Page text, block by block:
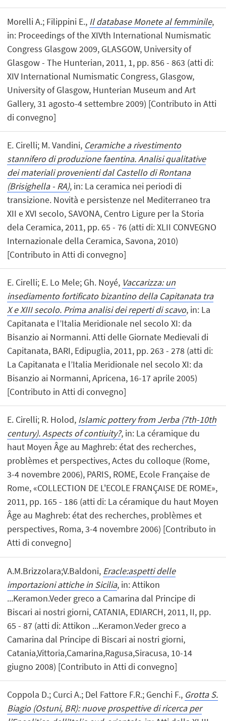
Morelli A.; Filippini E., Il database Monete al femminile,
in: Proceedings of the XIVth International Numismatic
Congress Glasgow 2009, GLASGOW, University of
Glasgow - The Hunterian, 2011, 1, pp. 856 - 863 (atti di:
XIV International Numismatic Congress, Glasgow,
University of Glasgow, Hunterian Museum and Art
Gallery, 31 agosto-4 settembre 2009) [Contributo in Atti
di convegno]
E. Cirelli; M. Vandini, Ceramiche a rivestimento
stannifero di produzione faentina. Analisi qualitative
dei materiali provenienti dal Castello di Rontana
(Brisighella - RA), in: La ceramica nei periodi di
transizione. Novità e persistenze nel Mediterraneo tra
XII e XVI secolo, SAVONA, Centro Ligure per la Storia
dela Ceramica, 2011, pp. 65 - 76 (atti di: XLII CONVEGNO
Internazionale della Ceramica, Savona, 2010)
[Contributo in Atti di convegno]
E. Cirelli; E. Lo Mele; Gh. Noyé, Vaccarizza: un
insediamento fortificato bizantino della Capitanata tra
X e XIII secolo. Prima analisi dei reperti di scavo, in: La
Capitanata e l’Italia Meridionale nel secolo XI: da
Bisanzio ai Normanni. Atti delle Giornate Medievali di
Capitanata, BARI, Edipuglia, 2011, pp. 263 - 278 (atti di:
La Capitanata e l’Italia Meridionale nel secolo XI: da
Bisanzio ai Normanni, Apricena, 16-17 aprile 2005)
[Contributo in Atti di convegno]
E. Cirelli; R. Holod, Islamic pottery from Jerba (7th-10th
century). Aspects of contiuity?, in: La céramique du
haut Moyen Âge au Maghreb: état des recherches,
problèmes et perspectives, Actes du colloque (Rome,
3-4 novembre 2006), PARIS, ROME, Ecole Française de
Rome, «COLLECTION DE L'ECOLE FRANÇAISE DE ROME»,
2011, pp. 165 - 186 (atti di: La céramique du haut Moyen
Âge au Maghreb: état des recherches, problèmes et
perspectives, Roma, 3-4 novembre 2006) [Contributo in
Atti di convegno]
A.M.Brizzolara;V.Baldoni, Eracle:aspetti delle
importazioni attiche in Sicilia, in: Attikon
...Keramon.Veder greco a Camarina dal Principe di
Biscari ai nostri giorni, CATANIA, EDIARCH, 2011, II, pp.
65 - 87 (atti di: Attikon ...Keramon.Veder greco a
Camarina dal Principe di Biscari ai nostri giorni,
Catania,Vittoria,Camarina,Ragusa,Siracusa, 10-14
giugno 2008) [Contributo in Atti di convegno]
Coppola D.; Curci A.; Del Fattore F.R.; Genchi F., Grotta S.
Biagio (Ostuni, BR): nuove prospettive di ricerca per